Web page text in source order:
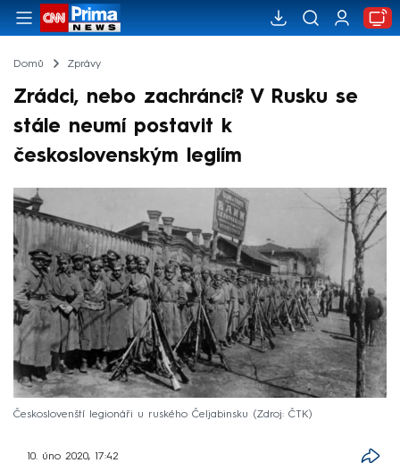
Domů Zprávy
Zrádci, nebo zachránci? V Rusku se
stále neumí postavit k
československým legiím
Českoslovenští legionáři u ruského Čeljabinsku Zdroj: ČTK
10. úno 2020, 17:42